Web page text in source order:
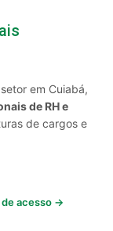
em Cuiabá,
de RH e
de cargos e
de acesso →